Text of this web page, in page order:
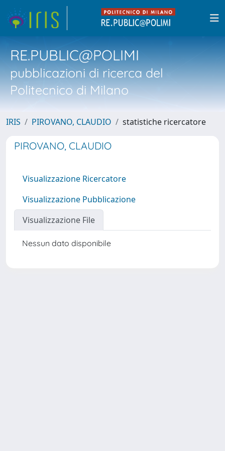
RE.PUBLIC@POLIMI
pubblicazioni di ricerca del
Politecnico di Milano
IRIS PIROVANO, CLAUDIO statistiche ricercatore
PIROVANO, CLAUDIO
Visualizzazione Ricercatore
Visualizzazione Pubblicazione
Visualizzazione File
Nessun dato disponibile